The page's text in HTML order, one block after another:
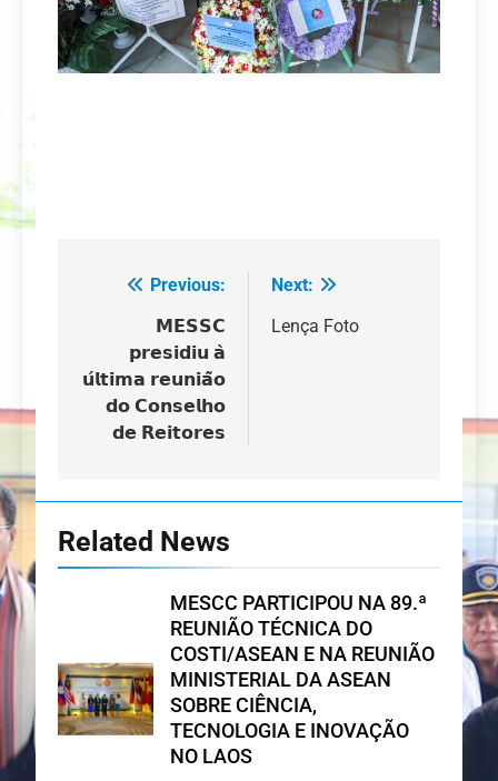
Navegação
artigos
Previous:
𝗠𝗘𝗦𝗦𝗖
𝗽𝗿𝗲𝘀𝗶𝗱𝗶𝘂 𝗮̀
𝘂́𝗹𝘁𝗶𝗺𝗮 𝗿𝗲𝘂𝗻𝗶𝗮̃𝗼
𝗱𝗼 𝗖𝗼𝗻𝘀𝗲𝗹𝗵𝗼
𝗱𝗲 𝗥𝗲𝗶𝘁𝗼𝗿𝗲𝘀
Next:
Lença Foto
Related News
MESCC PARTICIPOU NA 89.ª
REUNIÃO TÉCNICA DO
COSTI/ASEAN E NA REUNIÃO
MINISTERIAL DA ASEAN
SOBRE CIÊNCIA,
TECNOLOGIA E INOVAÇÃO
NO LAOS